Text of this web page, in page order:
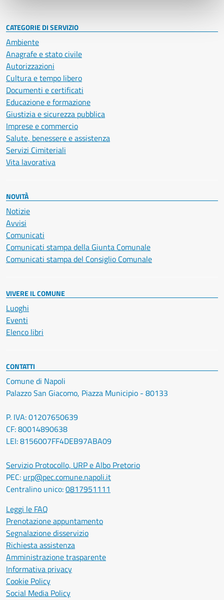
CATEGORIE DI SERVIZIO
Ambiente
Anagrafe e stato civile
Autorizzazioni
Cultura e tempo libero
Documenti e certificati
Educazione e formazione
Giustizia e sicurezza pubblica
Imprese e commercio
Salute, benessere e assistenza
Servizi Cimiteriali
Vita lavorativa
NOVITÀ
Notizie
Avvisi
Comunicati
Comunicati stampa della Giunta Comunale
Comunicati stampa del Consiglio Comunale
VIVERE IL COMUNE
Luoghi
Eventi
Elenco libri
CONTATTI
Comune di Napoli
Palazzo San Giacomo, Piazza Municipio - 80133
P. IVA: 01207650639
CF: 80014890638
LEI: 8156007FF4DEB97ABA09
Servizio Protocollo, URP e Albo Pretorio
PEC: urp@pec.comune.napoli.it
Centralino unico:0817951111
Leggi le FAQ
Prenotazione appuntamento
Segnalazione disservizio
Richiesta assistenza
Amministrazione trasparente
Informativa privacy
Cookie Policy
Social Media Policy